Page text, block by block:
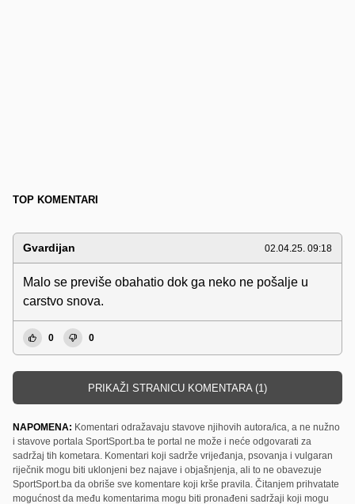
TOP KOMENTARI
Gvardijan 02.04.25. 09:18
Malo se previše obahatio dok ga neko ne pošalje u
carstvo snova.
0 0
PRIKAŽI STRANICU KOMENTARA (1)
NAPOMENA: Komentari odražavaju stavove njihovih autora/ica, a ne nužno
i stavove portala SportSport.ba te portal ne može i neće odgovarati za
sadržaj tih kometara. Komentari koji sadrže vrijeđanja, psovanja i vulgaran
riječnik mogu biti uklonjeni bez najave i objašnjenja, ali to ne obavezuje
SportSport.ba da obriše sve komentare koji krše pravila. Čitanjem prihvatate
mogućnost da među komentarima mogu biti pronađeni sadržaji koji mogu